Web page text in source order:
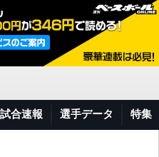
試合速報 選手データ 特集